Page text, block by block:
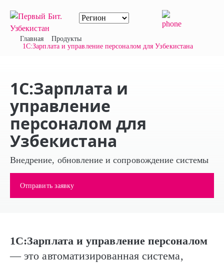
Главная
Продукты
1С:Зарплата и управление персоналом для Узбекистана
1С:Зарплата и
управление
персоналом для
Узбекистана
Внедрение, обновление и сопровождение системы
Отправить заявку
1C:Зарплата и управление персоналом
— это автоматизированная система,